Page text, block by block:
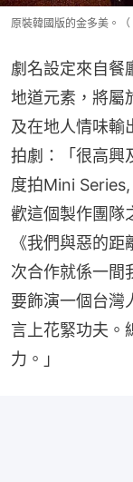
原裝韓國版的金多美。（
劇名設定來自餐
地道元素，將屬
及在地人情味輸
拍劇：「很高興
度拍Mini
歡這個製作團隊
《我們與惡的
次合作就係一間
要飾演一個台灣
言上花緊功夫。
力。」